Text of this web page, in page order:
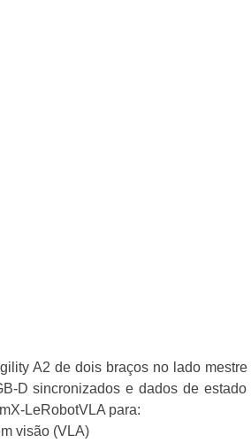
A2 de dois braços no lado
D sincronizados e dados de
LeRobotVLA para:
visão (VLA)